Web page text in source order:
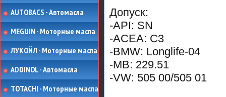
AUTOBACS - Автомасла
MEGUIN - Моторные масла
ЛУКОЙЛ - Моторные масла
ADDINOL - Автомасла
TOTACHI - Моторные масла
Допуск:
-API: SN
-ACEA: C3
-BMW: Longlife-04
-MB: 229.51
-VW: 505 00/505 01